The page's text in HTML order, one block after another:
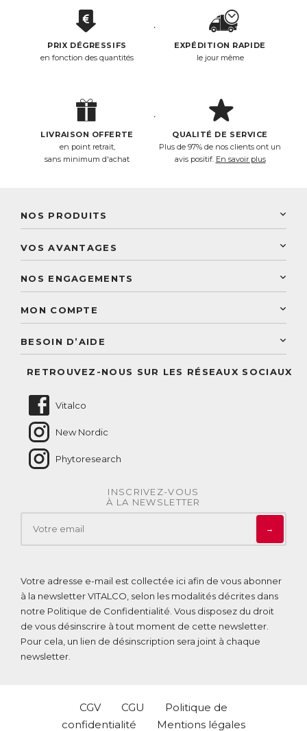
PRIX DÉGRESSIFS
en fonction des quantités
EXPÉDITION RAPIDE
le jour même
LIVRAISON OFFERTE
en point retrait,
sans minimum d'achat
QUALITÉ DE SERVICE
Plus de 97% de nos clients ont un
avis positif. En savoir plus
NOS PRODUITS
Laboratoire Landais
Découvrez le catalogue
VOS AVANTAGES
Paiement sécurisé
Conseils personnalisés
NOS ENGAGEMENTS
Conseil personnalisé
MON COMPTE
BESOIN D’AIDE
RETROUVEZ-NOUS SUR LES RÉSEAUX SOCIAUX
Vitalco
New Nordic
Phytoresearch
INSCRIVEZ-VOUS
À LA NEWSLETTER
→
Votre adresse e-mail est collectée ici afin de vous abonner
à la newsletter VITALCO, selon les modalités décrites dans
notre Politique de Confidentialité . Vous disposez du droit
de vous désinscrire à tout moment de cette newsletter.
Pour cela, un lien de désinscription sera joint à chaque
newsletter.
CGV CGU
Politique de
confidentialité
Mentions légales